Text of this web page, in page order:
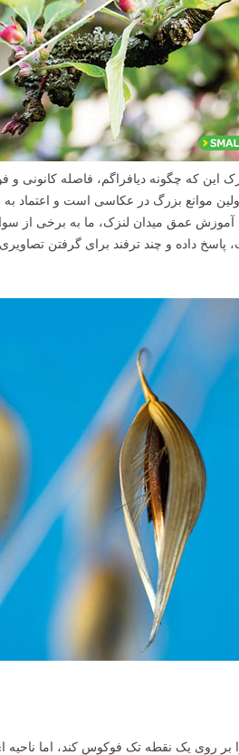
که چگونه دیافراگم، فاصله کانونی و
موانع بزرگ در عکاسی است و اعتماد به
عمق میدان لنزک، ما به برخی از
داده و چند ترفند برای گرفتن
بر روی یک نقطه تک فوکوس کند، اما